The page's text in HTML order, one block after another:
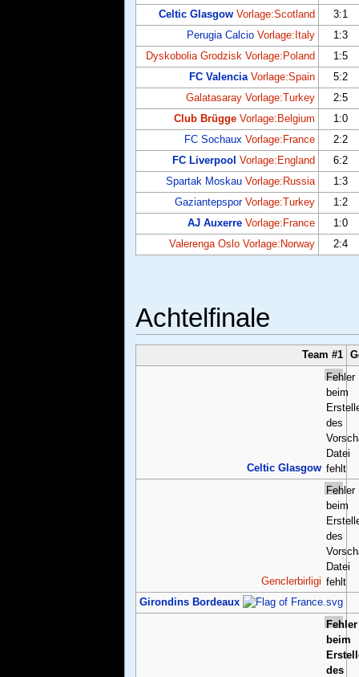
Celtic Glasgow Vorlage:Scotland
3:1
Perugia Calcio Vorlage:Italy
1:3
Dyskobolia Grodzisk Vorlage:Poland
1:5
FC Valencia Vorlage:Spain
5:2
Galatasaray Vorlage:Turkey
2:5
Club Brügge Vorlage:Belgium
1:0
FC Sochaux Vorlage:France
2:2
FC Liverpool Vorlage:England
6:2
Spartak Moskau Vorlage:Russia
1:3
Gaziantepspor Vorlage:Turkey
1:2
AJ Auxerre Vorlage:France
1:0
Valerenga Oslo Vorlage:Norway 2:4
Achtelfinale
Team #1
Celtic Glasgow
Fehler
beim
des
Datei
fehlt
Genclerbirligi
Fehler
beim
des
Datei
fehlt
Girondins Bordeaux
Fehler
beim
des